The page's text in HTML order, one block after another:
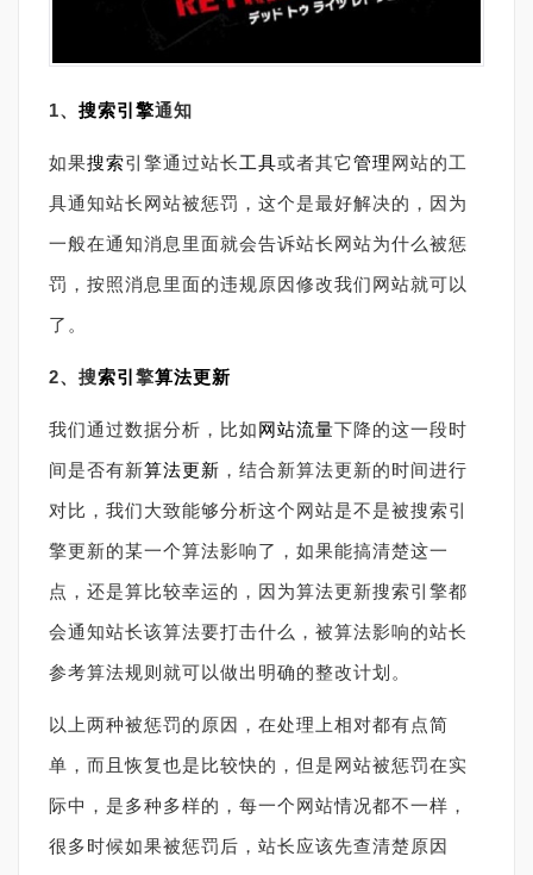
1、 搜索引擎通知
如果搜索引擎通过站长工具或者其它管理网站的工
具通知站长网站被惩罚，这个是最好解决的，因为
一般在通知消息里面就会告诉站长网站为什么被惩
罚，按照消息里面的违规原因修改我们网站就可以
了。
2、搜索引 擎算法更新
我们通过数据分析，比如网站流量下降的这一段时
间是否有新算法更新 ，结合新算法更新的时间进行
对比，我们大致能够分析这个网站是不是被搜索引
擎更新的某一个算法影响了，如果能搞清楚这一
点，还是算比较幸运的，因为算法更新搜索引擎都
会通知站长该算法要打击什么，被算法影响的站长
参考算法规则就可以做出明确的整改计划。
以上两种被惩罚的原因，在处理上相对都有点简
单，而且恢复也是比较快的，但是网站被惩罚在实
际中，是多种多样的，每一个网站情况都不一样，
很多时候如果被惩罚后，站长应该先查清楚原因